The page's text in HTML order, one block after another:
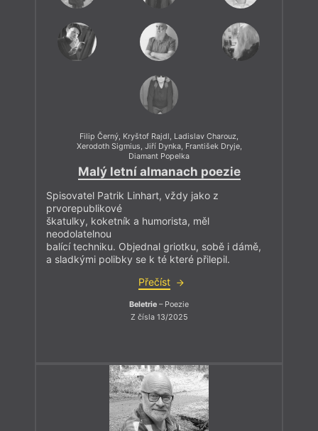
Filip Černý, Kryštof Rajdl, Ladislav Charouz,
Xerodoth Sigmius, Jiří Dynka, František Dryje,
Diamant Popelka
Malý letní almanach poezie
Spisovatel Patrik Linhart, vždy jako z
prvorepublikové
škatulky, koketník a humorista, měl
neodolatelnou
balící techniku. Objednal griotku, sobě i dámě,
a sladkými polibky se k té které přilepil.
Přečíst
Beletrie – Poezie
Z čísla 13/2025